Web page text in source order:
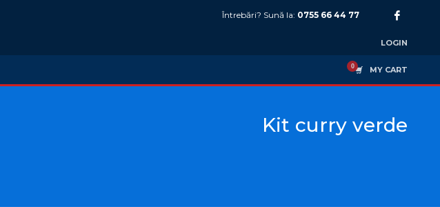
Întrebări? Sună la: 0755 66 44 77
LOGIN
MY CART
Kit curry verde